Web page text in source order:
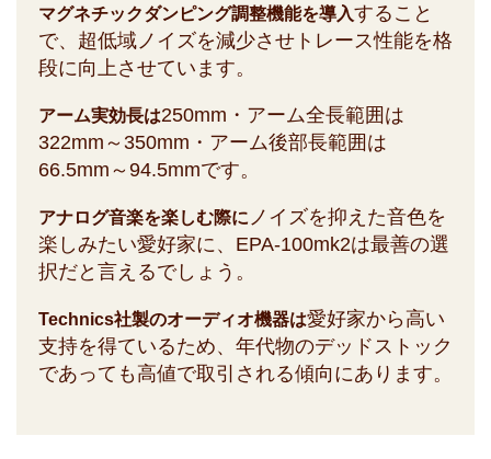
マグネチックダンピング調整機能を導入すること
で、超低域ノイズを減少させトレース性能を格
段に向上させています。
アーム実効長は250mm・アーム全長範囲は
322mm～350mm・アーム後部長範囲は
66.5mm～94.5mmです。
アナログ音楽を楽しむ際に ノイズを抑えた音色を
楽しみたい愛好家に、EPA-100mk2は最善の選
択だと言えるでしょう。
Technics社製のオーディオ機器は愛好家から高い
支持を得ているため、年代物のデッドストック
であっても高値で取引される傾向にあります。